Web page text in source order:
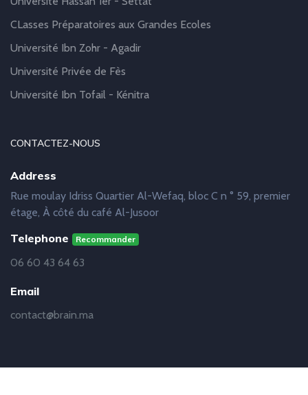
CLasses Préparatoires aux Grandes Ecoles
Université Ibn Zohr - Agadir
Université Privée de Fès
Université Ibn Tofail - Kénitra
CONTACTEZ-NOUS
Address
Rue moulay Idriss Quartier Al-Wefaq, bloc C n ° 59, premier
étage, À côté du café Al-Jusoor
Telephone Recommander
06 60 43 64 63
Email
contact@brain.ma